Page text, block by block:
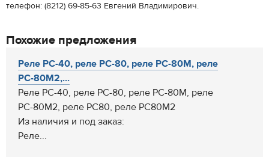
телефон: (8212) 69-85-63 Евгений Владимирович.
Похожие предложения
Реле РС-40, реле РС-80, реле РС-80М, реле
РС-80М2,...
Реле РС-40, реле РС-80, реле РС-80М, реле
РС-80М2, реле РС80, реле РС80М2
Из наличия и под заказ:
Реле...